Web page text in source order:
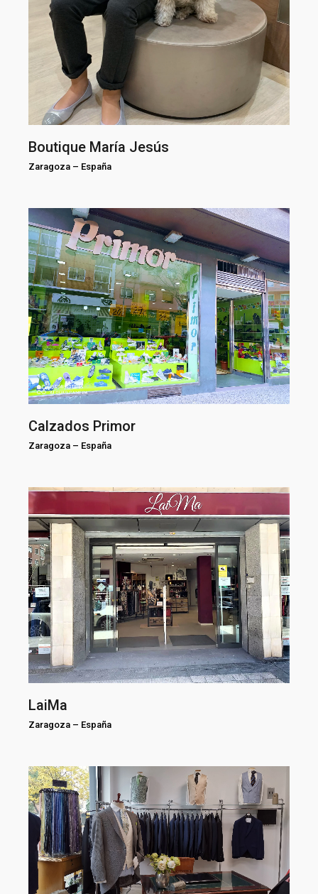
Boutique María Jesús
Zaragoza – España
Calzados Primor
Zaragoza – España
LaiMa
Zaragoza – España